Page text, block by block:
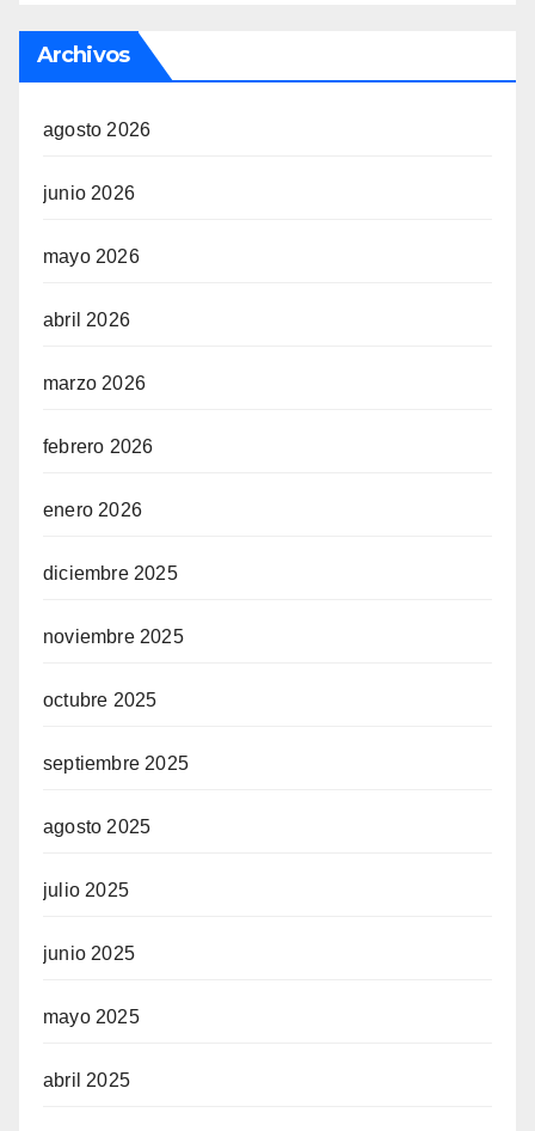
Archivos
agosto 2026
junio 2026
mayo 2026
abril 2026
marzo 2026
febrero 2026
enero 2026
diciembre 2025
noviembre 2025
octubre 2025
septiembre 2025
agosto 2025
julio 2025
junio 2025
mayo 2025
abril 2025